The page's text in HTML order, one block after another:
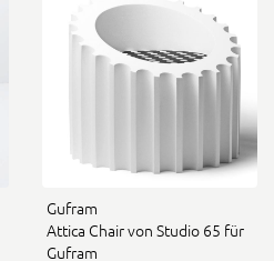
Gufram
Attica Chair von Studio 65 für
Gufram